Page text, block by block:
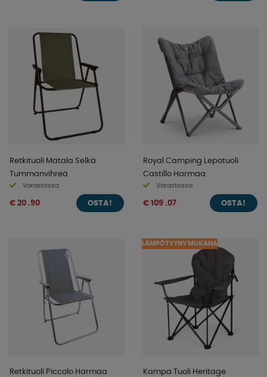
Retkituoli Matala Selkä
Tummanvihreä
Varastossa
€ 20 .90 OSTA!
Royal Camping Lepotuoli
Castillo Harmaa
Varastossa
€ 109 .07 OSTA!
Retkituoli Piccolo Harmaa
LÄMPÖTYYNY MUKANA
Kampa Tuoli Heritage